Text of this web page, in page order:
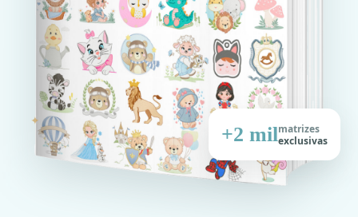
✦
+2 milmatrizes
exclusivas